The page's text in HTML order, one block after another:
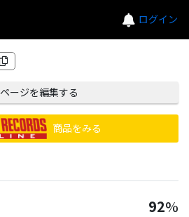
ログイン
ページを編集する
商品をみる
92%